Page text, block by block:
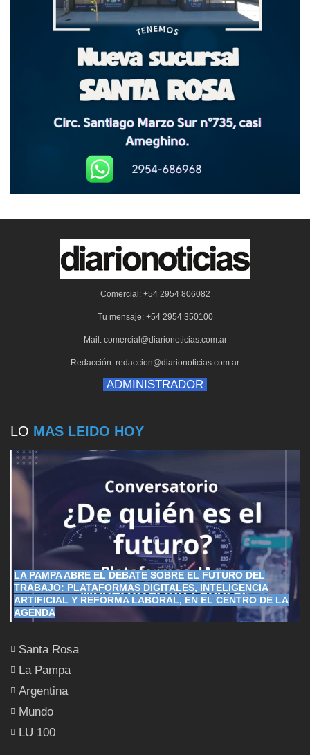
Comercial: +54 2954 806082
Tu mensaje: +54 2954 350100
Mail: comercial@diarionoticias.com.ar
Redacción: redaccion@diarionoticias.com.ar
ADMINISTRADOR
LO MAS LEIDO HOY
LA PAMPA ABRE EL DEBATE SOBRE EL FUTURO DEL
TRABAJO: PLATAFORMAS DIGITALES, INTELIGENCIA
ARTIFICIAL Y REFORMA LABORAL, EN EL CENTRO DE LA
AGENDA
Santa Rosa
La Pampa
Argentina
Mundo
LU 100